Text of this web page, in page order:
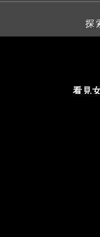
探
看見